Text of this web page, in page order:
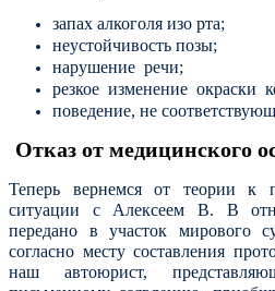
запах алкоголя изо рта;
неустойчивость позы;
нарушение речи;
резкое изменение окраски
поведение, не
Отказ от медицинского
Теперь вернемся от теории к
ситуации с Алексеем В. В
передано в участок мирового
согласно месту составления
наш автоюрист,